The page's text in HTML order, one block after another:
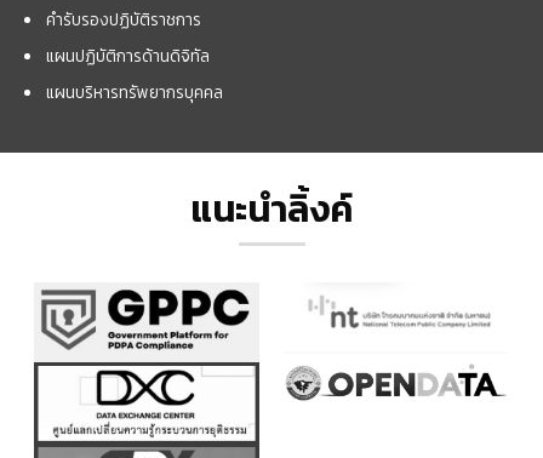
คำรับรองปฏิบัติราชการ
แผนปฏิบัติการด้านดิจิทัล
แผนบริหารทรัพยากรบุคคล
แนะนำลิ้งค์